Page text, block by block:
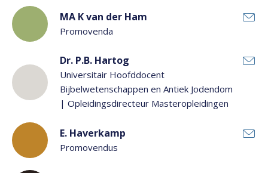
MA K van der Ham
Promovenda
Dr. P.B. Hartog
Universitair Hoofddocent
Bijbelwetenschappen en Antiek Jodendom
| Opleidingsdirecteur Masteropleidingen
E. Haverkamp
Promovendus